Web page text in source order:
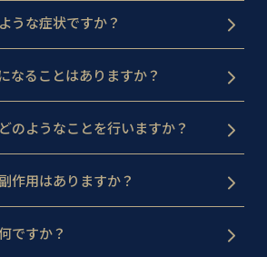
うな症状ですか？
なることはありますか？
のようなことを行いますか？
作用はありますか？
ですか？